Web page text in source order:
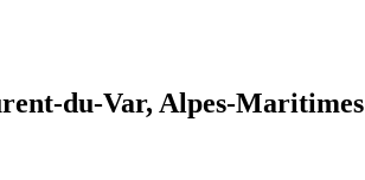
du-Var, Alpes-Maritimes